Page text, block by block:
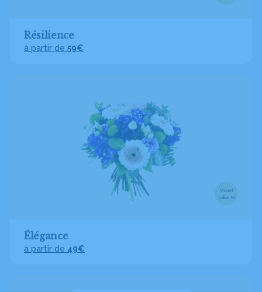
Résilience
à partir de 59€
Visuel
taille M
Élégance
à partir de 49€